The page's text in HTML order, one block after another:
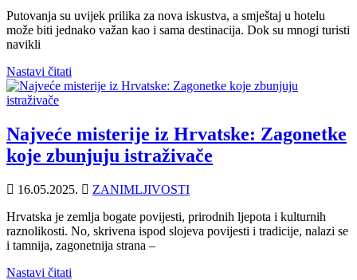
Putovanja su uvijek prilika za nova iskustva, a smještaj u hotelu
može biti jednako važan kao i sama destinacija. Dok su mnogi turisti
navikli
Nastavi čitati
Najveće misterije iz Hrvatske: Zagonetke
koje zbunjuju istraživače
16.05.2025.
ZANIMLJIVOSTI
Hrvatska je zemlja bogate povijesti, prirodnih ljepota i kulturnih
raznolikosti. No, skrivena ispod slojeva povijesti i tradicije, nalazi se
i tamnija, zagonetnija strana –
Nastavi čitati